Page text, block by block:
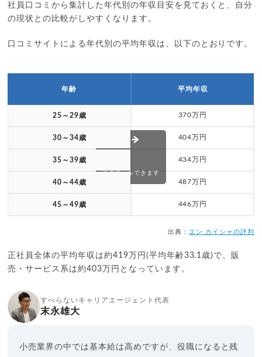
社員口コミから集計した年代別の年収目安を見ておくと、自分
の現状との比較がしやすくなります。
口コミサイトによる年代別の平均年収は、以下のとおりです。
年齢 平均年収
25～29歳 370万円
30～34歳 404万円
35～39歳 434万円
40～44歳 487万円
45～49歳 446万円
スクロールできます
出典： エン カイシャの評判
正社員全体の平均年収は約419万円(平均年齢33.1歳)で、販
売・サービス系は約403万円となっています。
すべらないキャリアエージェント代表
末永雄大
小売業界の中では基本給は高めですが、役職になると残